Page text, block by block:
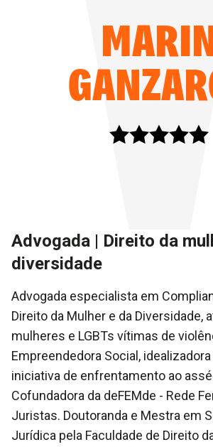
Advogada | Direito da
diversidade
Advogada especialista em
Direito da Mulher e da Diversidade,
mulheres e LGBTs vítimas de
Empreendedora Social,
iniciativa de enfrentamento ao
Cofundadora da deFEMde - Rede
Juristas. Doutoranda e Mestra em
Jurídica pela Faculdade de Direito